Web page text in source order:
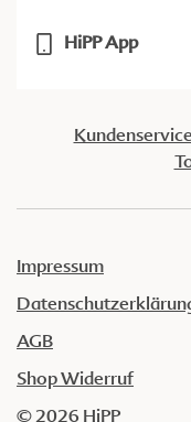
HiPP App
Kundenservice
Impressum
AGB
Shop Widerruf
© 2026 HiPP